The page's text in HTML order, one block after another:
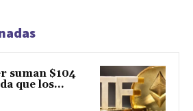
suman $104
que los...